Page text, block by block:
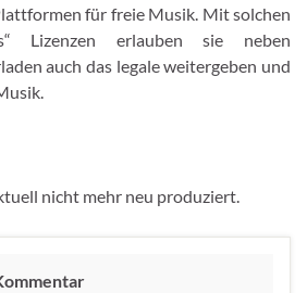
für freie Musik. Mit solchen
Lizenzen erlauben sie neben
auch das legale weitergeben und
nicht mehr neu produziert.